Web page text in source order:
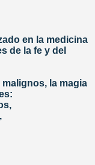
en la medicina
de la fe y del
la magia